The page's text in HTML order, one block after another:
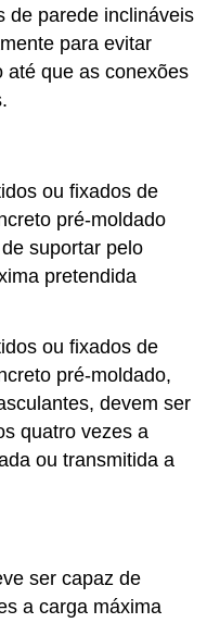
de parede inclináveis
para evitar
até que as conexões
ou fixados de
pré-moldado
suportar pelo
pretendida
ou fixados de
pré-moldado,
devem ser
quatro vezes a
ou transmitida a
ser capaz de
a carga máxima